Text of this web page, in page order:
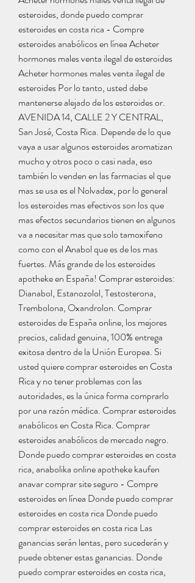
esteroides, donde puedo comprar
esteroides en costa rica - Compre
esteroides anabólicos en línea Acheter
hormones males venta ilegal de esteroides
Acheter hormones males venta ilegal de
esteroides Por lo tanto, usted debe
mantenerse alejado de los esteroides or.
AVENIDA 14, CALLE 2 Y CENTRAL,
San José, Costa Rica. Depende de lo que
vaya a usar algunos esteroides aromatizan
mucho y otros poco o casi nada, eso
también lo venden en las farmacias el que
mas se usa es el Nolvadex, por lo general
los esteroides mas efectivos son los que
mas efectos secundarios tienen en algunos
va a necesitar mas que solo tamoxifeno
como con el Anabol que es de los mas
fuertes. Más grande de los esteroides
apotheke en España! Comprar esteroides:
Dianabol, Estanozolol, Testosterona,
Trembolona, Oxandrolon. Comprar
esteroides de España online, los mejores
precios, calidad genuina, 100% entrega
exitosa dentro de la Unión Europea. Si
usted quiere comprar esteroides en Costa
Rica y no tener problemas con las
autoridades, es la única forma comprarlo
por una razón médica. Comprar esteroides
anabólicos en Costa Rica. Comprar
esteroides anabólicos de mercado negro.
Donde puedo comprar esteroides en costa
rica, anabolika online apotheke kaufen
anavar comprar site seguro - Compre
esteroides en línea Donde puedo comprar
esteroides en costa rica Donde puedo
comprar esteroides en costa rica Las
ganancias serán lentas, pero sucederán y
puede obtener estas ganancias. Donde
puedo comprar esteroides en costa rica,